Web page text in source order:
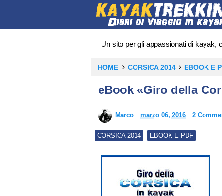
Un sito per gli appassionati di kayak,
HOME CORSICA 2014 EBOOK E
eBook «Giro della
Marco marzo 06, 2016 2
CORSICA 2014 EBOOK E PDF